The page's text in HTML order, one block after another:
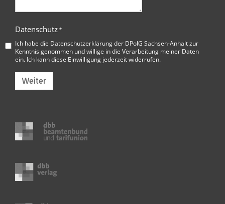
Datenschutz*
Ich habe die Datenschutzerklärung der DPolG Sachsen-Anhaltzur
Kenntnis genommen und willige in die Verarbeitung meiner Daten
ein. Ich kann diese Einwilligung jederzeit widerrufen.
Weiter